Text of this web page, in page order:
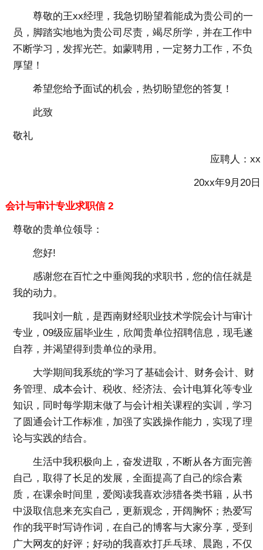
尊敬的王xx经理，我急切盼望着能成为贵公司的一
员，脚踏实地地为贵公司尽责，竭尽所学，并在工作中
不断学习，发挥光芒。如蒙聘用，一定努力工作，不负
厚望！
希望您给予面试的机会，热切盼望您的答复！
此致
敬礼
应聘人：xx
20xx年9月20日
会计与审计专业求职信 2
尊敬的贵单位领导：
您好!
感谢您在百忙之中垂阅我的求职书，您的信任就是
我的动力。
我叫刘一航，是西南财经职业技术学院会计与审计
专业，09级应届毕业生，欣闻贵单位招聘信息，现毛遂
自荐，并渴望得到贵单位的录用。
大学期间我系统的'学习了基础会计、财务会计、财
务管理、成本会计、税收、经济法、会计电算化等专业
知识，同时每学期末做了与会计相关课程的实训，学习
了圆通会计工作标准，加强了实践操作能力，实现了理
论与实践的结合。
生活中我积极向上，奋发进取，不断从各方面完善
自己，取得了长足的发展，全面提高了自己的综合素
质，在课余时间里，爱阅读我喜欢涉猎各类书籍，从书
中汲取信息来充实自己，更新观念，开阔胸怀；热爱写
作的我平时写诗作词，在自己的博客与大家分享，受到
广大网友的好评；好动的我喜欢打乒乓球、晨跑，不仅